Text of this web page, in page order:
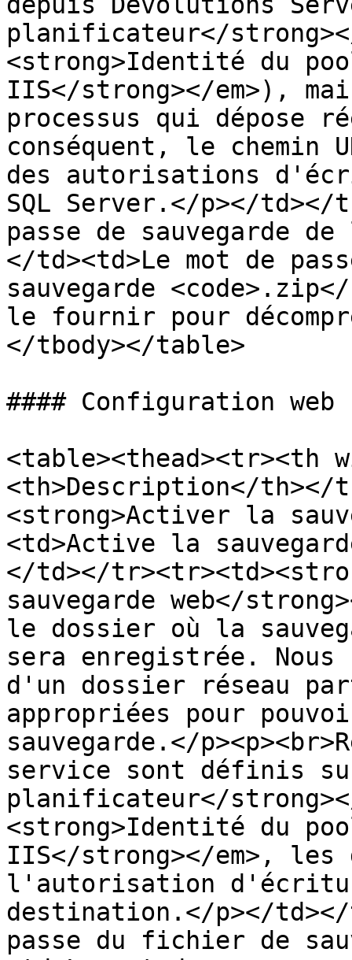
planificateur</strong></
<strong>Identité du
IIS</strong></em>),
processus qui
conséquent, le chemin
des autorisations
SQL Server.</p></td></
passe de sauvegarde
</td><td>Le mot de
sauvegarde
le fournir pour
</tbody></table>
#### Configuration web
<table><thead><tr><th
<th>Description</th></
<strong>Activer la
<td>Active la
</td></
sauvegarde web</
le dossier où la
sera enregistrée.
d'un dossier réseau
appropriées pour
sauvegarde.</
service sont définis
planificateur</
<strong>Identité du
IIS</strong></em>, les
l'autorisation
destination.</p></td></
passe du fichier de